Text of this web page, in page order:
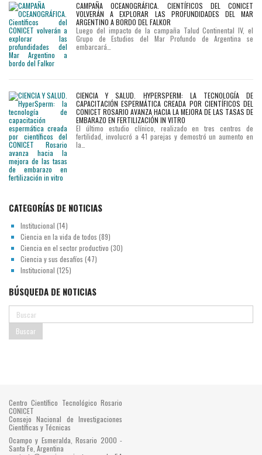
CAMPAÑA OCEANOGRÁFICA. CIENTÍFICOS DEL CONICET
VOLVERÁN A EXPLORAR LAS PROFUNDIDADES DEL MAR
ARGENTINO A BORDO DEL FALKOR
Luego del impacto de la campaña Talud Continental IV, el
Grupo de Estudios del Mar Profundo de Argentina se
embarcará…
CIENCIA Y SALUD. HYPERSPERM: LA TECNOLOGÍA DE
CAPACITACIÓN ESPERMÁTICA CREADA POR CIENTÍFICOS DEL
CONICET ROSARIO AVANZA HACIA LA MEJORA DE LAS TASAS DE
EMBARAZO EN FERTILIZACIÓN IN VITRO
El último estudio clínico, realizado en tres centros de
fertilidad, involucró a 41 parejas y demostró un aumento en
la…
CATEGORÍAS DE NOTICIAS
Institucional (14)
Ciencia en la vida de todos (89)
Ciencia en el sector productivo (30)
Ciencia y sus desafíos (47)
Institucional (125)
BÚSQUEDA DE NOTICIAS
Centro Científico Tecnológico Rosario
CONICET
Consejo Nacional de Investigaciones
Científicas y Técnicas
Ocampo y Esmeralda, Rosario 2000 -
Santa Fe, Argentina